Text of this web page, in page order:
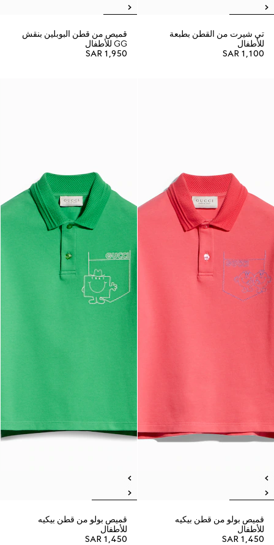
تي شيرت من القطن بطبعة
للأطفال
SAR 1,100
قميص من قطن البوبلين بنقش
GG للأطفال
SAR 1,950
قميص بولو من قطن بيكيه
للأطفال
SAR 1,450
قميص بولو من قطن بيكيه
للأطفال
SAR 1,450